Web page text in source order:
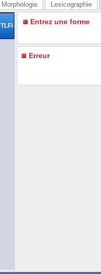
Morphologie Lexicographie
TLFi Entrez une forme
Erreur